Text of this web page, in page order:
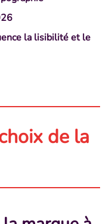
la lisibilité et le
de la